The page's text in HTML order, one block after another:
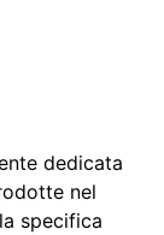
dedicata
nel
specifica